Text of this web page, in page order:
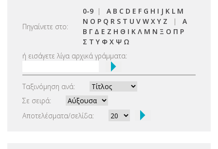
Πηγαίνετε στο:
0-9 | A B C D E F G H I J K L M
N O P Q R S T U V W X Y Z | Α
Β Γ Δ Ε Ζ Η Θ Ι Κ Λ Μ Ν Ξ Ο Π Ρ
Σ Τ Υ Φ Χ Ψ Ω
ή εισάγετε λίγα αρχικά γράμματα:
Ταξινόμηση ανά:
Σε σειρά:
Αποτελέσματα/σελίδα: